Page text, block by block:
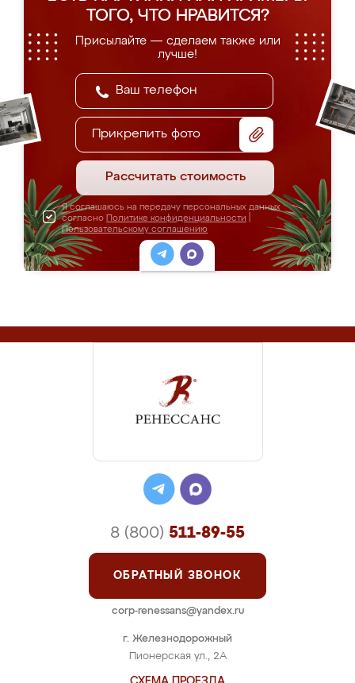
ТОГО, ЧТО НРАВИТСЯ?
Присылайте — сделаем также или
лучше!
Прикрепить фото
Рассчитать стоимость
Я соглашаюсь на передачу персональных данных
согласно Политике конфиденциальности
Пользовательскому соглашению
г. Железнодорожный
Пионерская ул., 2А
8 (800) 511-89-55
ОБРАТНЫЙ ЗВОНОК
corp-renessans@yandex.ru